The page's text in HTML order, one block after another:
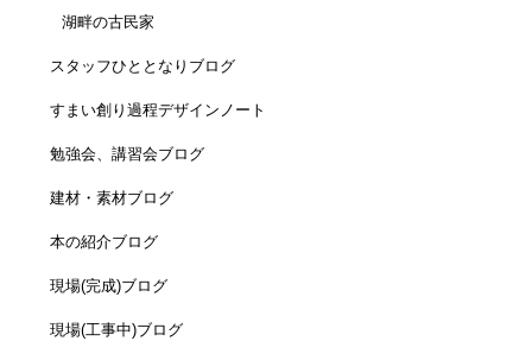
湖畔の古民家
スタッフひととなりブログ
すまい創り過程デザインノート
勉強会、講習会ブログ
建材・素材ブログ
本の紹介ブログ
現場(完成)ブログ
現場(工事中)ブログ